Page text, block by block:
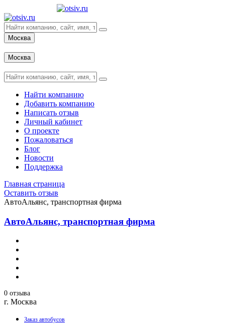
Москва
Москва
Найти компанию
Добавить компанию
Написать отзыв
Личный кабинет
О проекте
Пожаловаться
Блог
Новости
Поддержка
Главная страница
Оставить отзыв
АвтоАльянс, транспортная фирма
АвтоАльянс, транспортная фирма
0 отзыва
г. Москва
Заказ автобусов